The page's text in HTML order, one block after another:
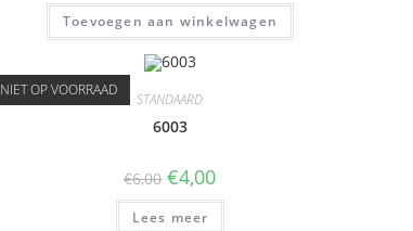
Toevoegen aan winkelwagen
NIET OP VOORRAAD STANDAARD
6003
€6,00 €4,00
Lees meer